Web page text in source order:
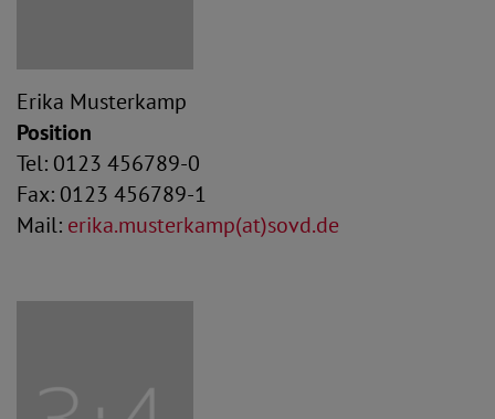
Erika Musterkamp
Position
Tel: 0123 456789-0
Fax: 0123 456789-1
Mail: erika.musterkamp(at)sovd.de